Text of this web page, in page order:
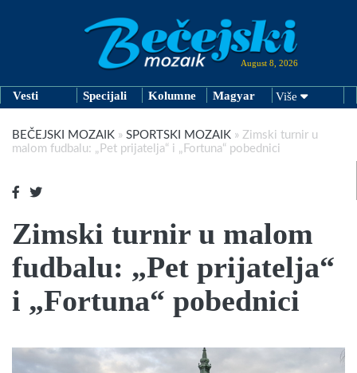
August 8, 2026
Vesti Specijali Kolumne Magyar Više
BEČEJSKI MOZAIK » SPORTSKI MOZAIK » Zimski turnir u
malom fudbalu: „Pet prijatelja“ i „Fortuna“ pobednici
Zimski turnir u malom
fudbalu: „Pet prijatelja“
i „Fortuna“ pobednici